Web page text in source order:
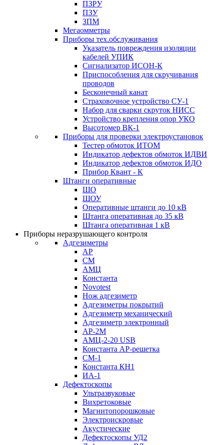
ПЗРУ
ПЗУ
ЗПМ
Мегаомметры
Приборы тех.обслуживания
Указатель повреждения изоляции
кабелей УПИК
Сигнализатор ИСОН-К
Приспособления для скручивания
проводов
Бесконечный канат
Страховочное устройство СУ-1
Набор для сварки скруток НИСС
Устройство крепления опор УКО
Высотомер ВК-1
Приборы для проверки электроустановок
Тестер обмоток ИТОМ
Индикатор дефектов обмоток ИДВИ
Индикатор дефектов обмоток ИДО
Прибор Квант - К
Штанги оперативные
ШО
ШОУ
Оперативные штанги до 10 кВ
Штанга оперативная до 35 кВ
Штанга оперативная 1 кВ
Приборы неразрушающего контроля
Адгезиметры
АР
СМ
АМЦ
Константа
Novotest
Нож адгезиметр
Адгезиметры покрытий
Адгезиметр механический
Адгезиметр электронный
АР-2М
АМЦ-2-20 USB
Константа АР-решетка
СМ-1
Константа КН1
ИА-1
Дефектоскопы
Ультразвуковые
Вихретоковые
Магнитопорошковые
Электроискровые
Акустические
Дефектоскопы УД2